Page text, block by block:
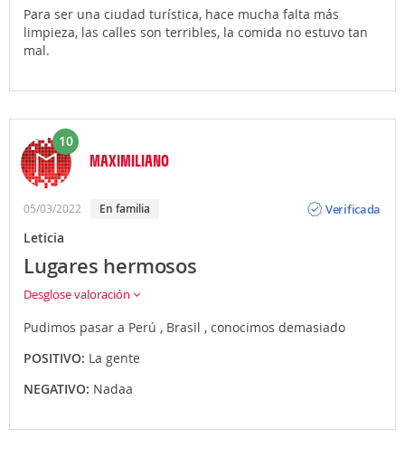
Para ser una ciudad turística, hace mucha falta más
limpieza, las calles son terribles, la comida no estuvo tan
mal.
10
MAXIMILIANO
05/03/2022 En familia
Verificada
Leticia
Lugares hermosos
Desglose valoración
Pudimos pasar a Perú , Brasil , conocimos demasiado
POSITIVO: La gente
NEGATIVO: Nadaa